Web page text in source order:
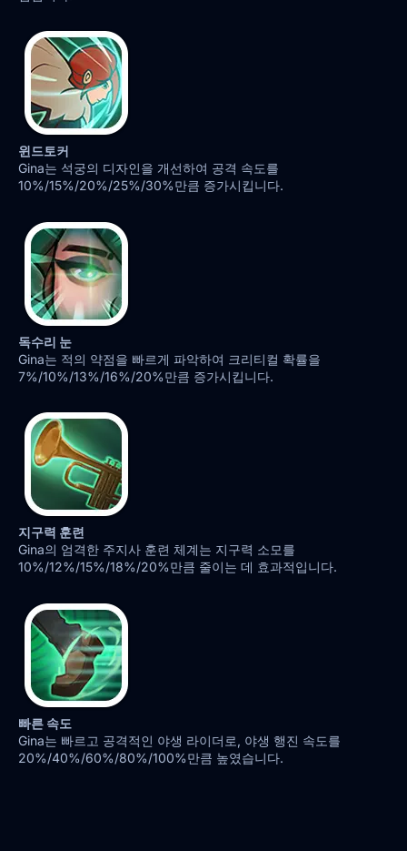
윈드토커
Gina는 석궁의 디자인을 개선하여 공격 속도를
10%/15%/20%/25%/30%만큼 증가시킵니다.
독수리 눈
Gina는 적의 약점을 빠르게 파악하여 크리티컬 확률을
7%/10%/13%/16%/20%만큼 증가시킵니다.
지구력 훈련
Gina의 엄격한 주지사 훈련 체계는 지구력 소모를
10%/12%/15%/18%/20%만큼 줄이는 데 효과적입니다.
빠른 속도
Gina는 빠르고 공격적인 야생 라이더로, 야생 행진 속도를
20%/40%/60%/80%/100%만큼 높였습니다.